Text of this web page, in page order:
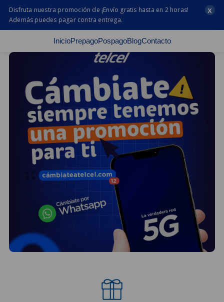
Disfruta nuestra promoción de ¡Envío gratis hasta en 2 horas!
Además puedes pagar contra entrega.
x
InicioPrepagoPospagoBlogContacto